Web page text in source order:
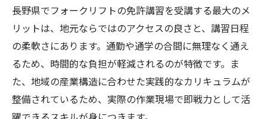
長野県でフォークリフトの免許講習を受講する最大のメ
リットは、地元ならではのアクセスの良さと、講習日程
の柔軟さにあります。通勤や通学の合間に無理なく通え
るため、時間的な負担が軽減されるのが特徴です。ま
た、地域の産業構造に合わせた実践的なカリキュラムが
整備されているため、実際の作業現場で即戦力として活